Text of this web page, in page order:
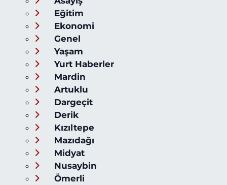
Eğitim
Ekonomi
Genel
Yaşam
Yurt Haberler
Mardin
Artuklu
Dargeçit
Derik
Kızıltepe
Mazıdağı
Midyat
Nusaybin
Ömerli